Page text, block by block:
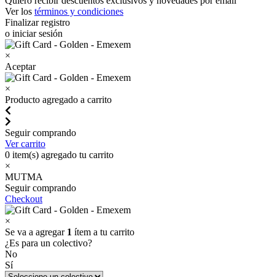
Ver los términos y condiciones
Finalizar registro
o iniciar sesión
×
Aceptar
×
Producto agregado a carrito
Seguir comprando
Ver carrito
0 item(s) agregado tu carrito
×
MUTMA
Seguir comprando
Checkout
×
Se va a agregar 1 ítem a tu carrito
¿Es para un colectivo?
No
Sí